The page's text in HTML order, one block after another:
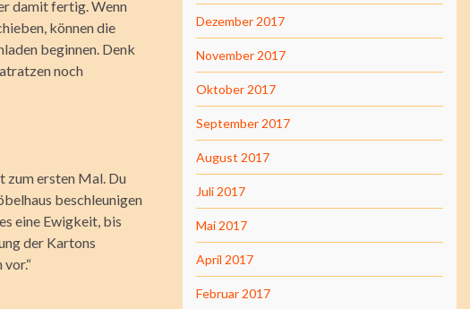
damit fertig. Wenn
können die
beginnen. Denk
noch
zum ersten Mal. Du
beschleunigen
eine Ewigkeit, bis
der Kartons
Dezember 2017
November 2017
Oktober 2017
September 2017
August 2017
Juli 2017
Mai 2017
April 2017
Februar 2017